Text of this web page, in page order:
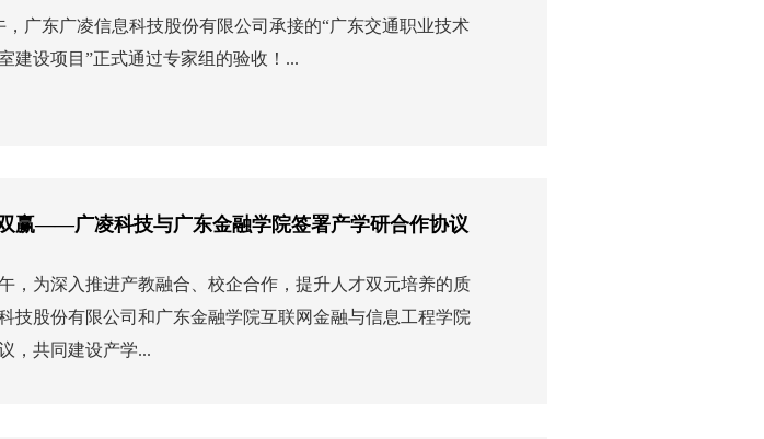
，广东广凌信息科技股份有限公司承接的“广东交通职业技术
建设项目”正式通过专家组的验收！...
赢——广凌科技与广东金融学院签署产学研合作协议
，为深入推进产教融合、校企合作，提升人才双元培养的质
技股份有限公司和广东金融学院互联网金融与信息工程学院
，共同建设产学...